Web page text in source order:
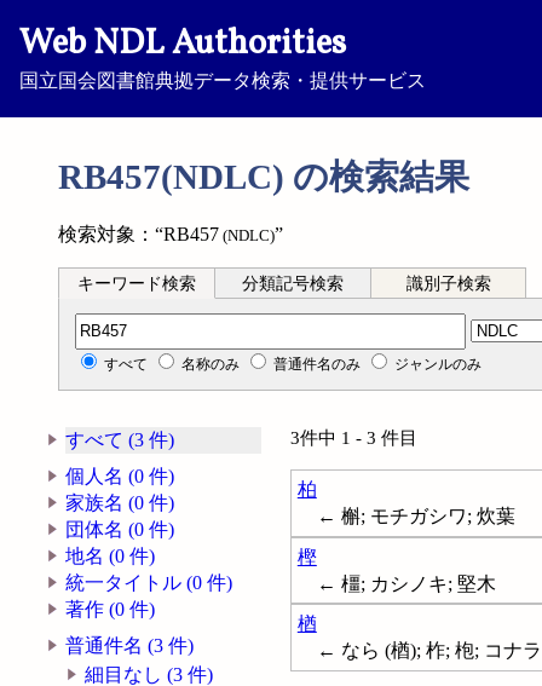
Web NDL Authorities
国立国会図書館典拠データ検索・提供サービス
RB457(NDLC) の検索結果
検索対象：“RB457 (NDLC)”
キーワード検索 分類記号検索 識別子検索
分類記号検索
すべて 名称のみ 普通件名のみ ジャンルのみ
すべて (3 件)
個人名 (0 件)
家族名 (0 件)
団体名 (0 件)
地名 (0 件)
統一タイトル (0 件)
著作 (0 件)
普通件名 (3 件)
細目なし (3 件)
3件中 1 - 3 件目
柏
← 槲; モチガシワ; 炊葉
樫
← 橿; カシノキ; 堅木
楢
← なら (楢); 柞; 枹; コナ